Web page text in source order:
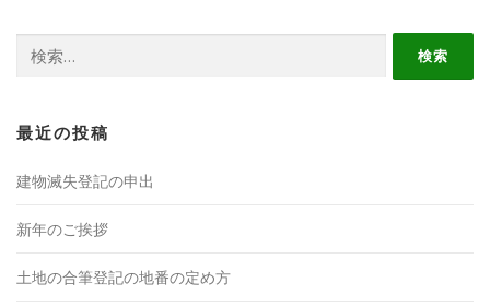
索:
最近の投稿
建物滅失登記の申出
新年のご挨拶
土地の合筆登記の地番の定め方